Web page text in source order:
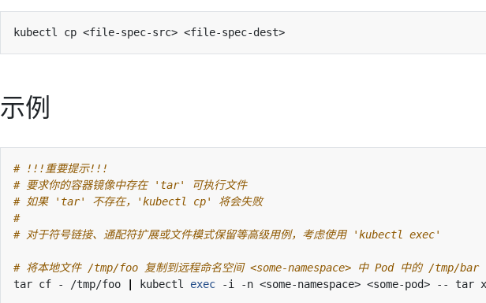
示例
# !!!重要提示!!!
# 要求你的容器镜像中存在 'tar' 可执行文件
# 如果 'tar' 不存在，'kubectl cp' 将会失败
#
# 对于符号链接、通配符扩展或文件模式保留等高级用例，考虑使用 'kubectl exec'
# 将本地文件 /tmp/foo 复制到远程命名空间 <some-namespace> 中 Pod 中的 /tmp/bar
tar cf - /tmp/foo
kubectl exec